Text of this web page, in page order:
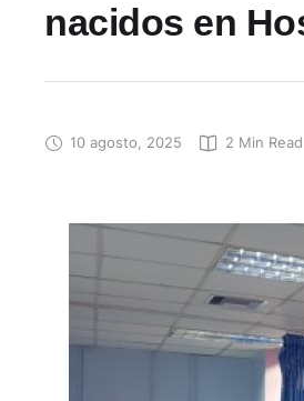
nacidos en
10 agosto, 2025 2 Min Read